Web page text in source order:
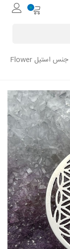
0
گردنبند گل زندگی جنس استیل Flower